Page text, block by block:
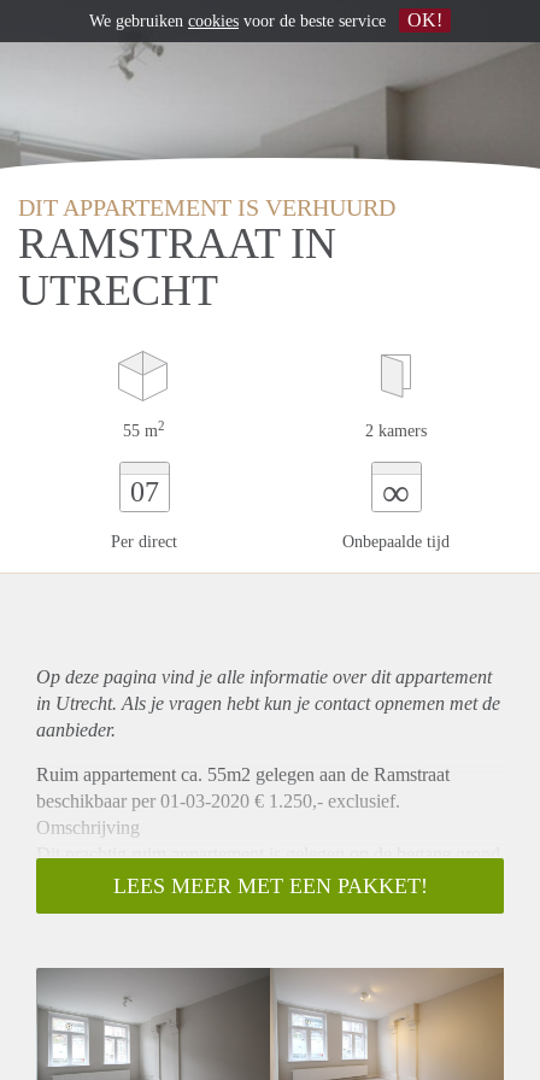
DIT APPARTEMENT IS VERHUURD
RAMSTRAAT IN
UTRECHT
55 m2 2 kamers
07
Per direct
∞
Onbepaalde tijd
Op deze pagina vind je alle informatie over ditappartement
in Utrecht. Als je vragen hebt kun je contact opnemen met de
aanbieder.
Ruim appartement ca. 55m2 gelegen aan de Ramstraat
beschikbaar per 01-03-2020 € 1.250,- exclusief.
Omschrijving
Dit prachtig ruim appartement is gelegen op de begane grond
van een recent en prachtig opgeknapt pand. Via de
gezamenlijke entreehal komt u het appartement binnen in de
gasfornuis. Via de hal gaat u naar de achterzijde waar de
slaapkamer is gelegen. Tussen de woon en slaapkamer is de
badkamer welke beschikt over een douche, wastafel, en
wasmachine aansluiting. In de hal is nog een eigen separaat
LEES MEER MET EEN PAKKET!
We gebruiken cookies voor de beste service OK!